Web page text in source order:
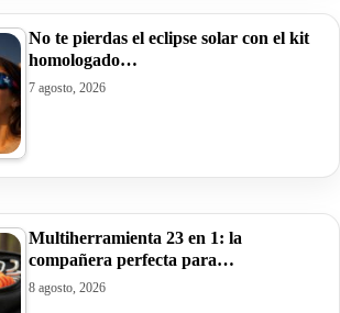
No te pierdas el eclipse solar con el kit
homologado…
7 agosto, 2026
Multiherramienta 23 en 1: la
compañera perfecta para…
8 agosto, 2026